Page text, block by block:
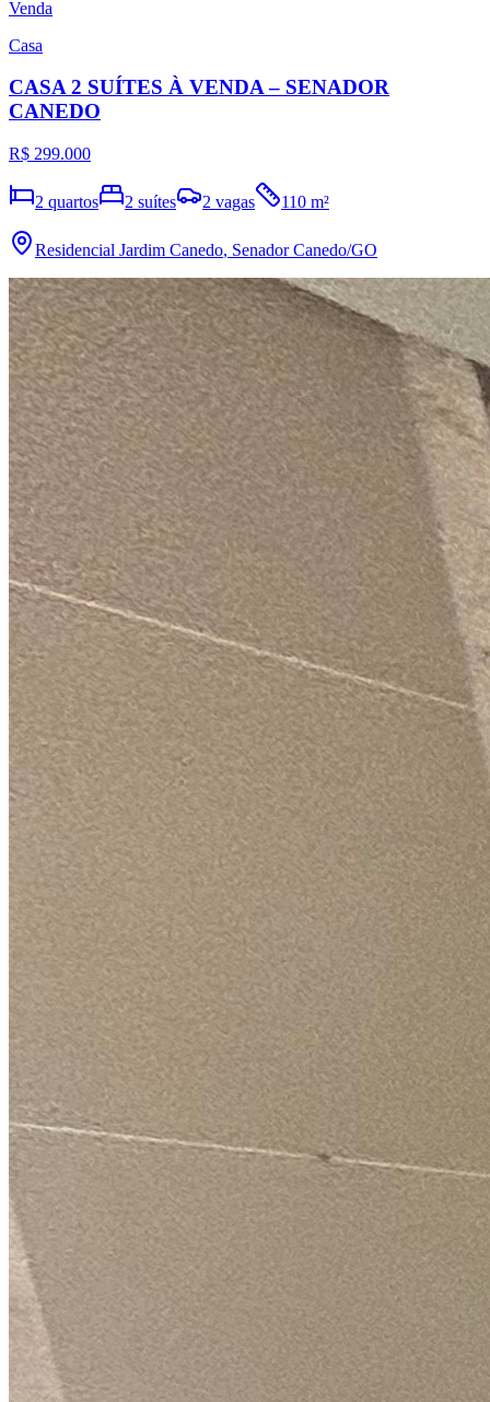
Venda
Casa
CASA 2 SUÍTES À VENDA – SENADOR
CANEDO
R$ 299.000
2 quartos 2 suítes 2 vagas 110 m²
Residencial Jardim Canedo, Senador Canedo/GO